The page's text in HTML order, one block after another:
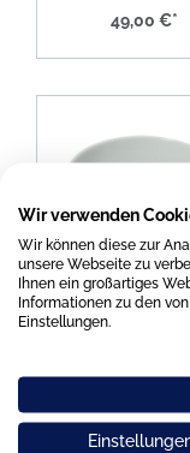
49,00 €*
Dibbern Solid
eisblau Schale
Wir verwenden
Wir können diese zur
unsere Webseite zu
Ihnen ein großartiges
Informationen zu den
Einstellungen.